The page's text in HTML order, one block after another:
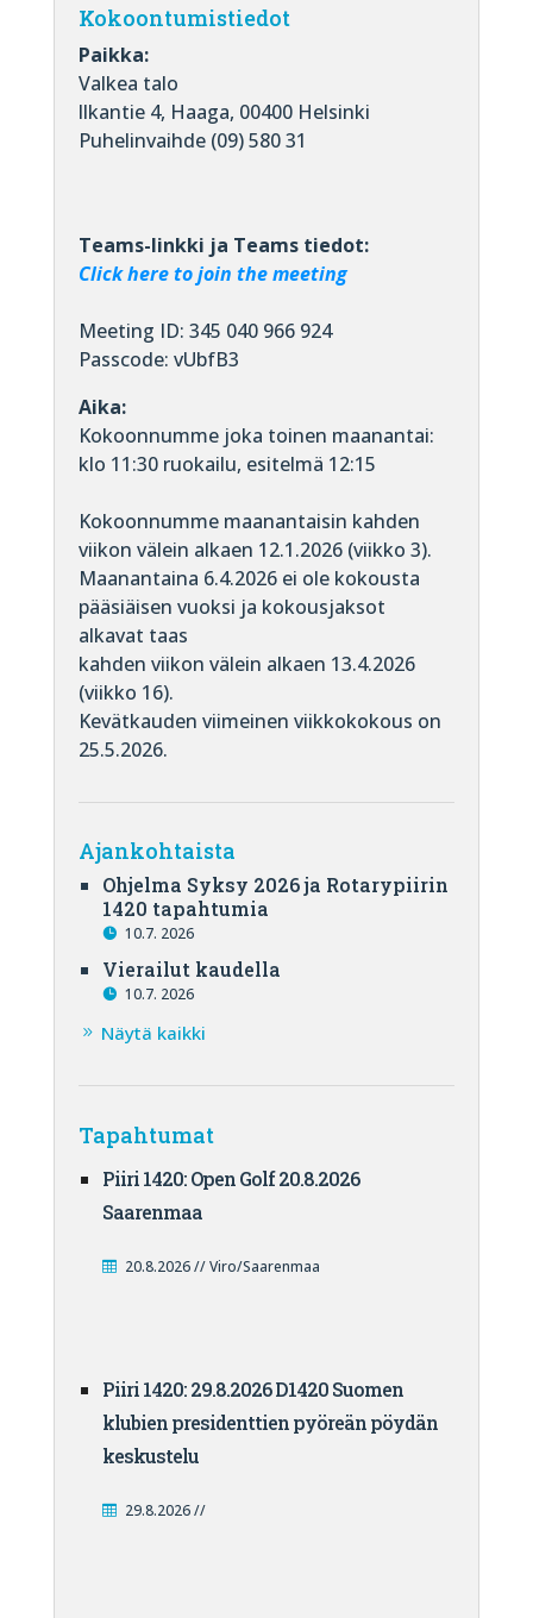
Kokoontumistiedot
Paikka:
Valkea talo
llkantie 4, Haaga, 00400 Helsinki
Puhelinvaihde (09) 580 31
Teams-linkki ja Teams tiedot:
Click here to join the meeting
Meeting ID: 345 040 966 924
Passcode: vUbfB3
Aika:
Kokoonnumme joka toinen maanantai:
klo 11:30 ruokailu, esitelmä 12:15
Kokoonnumme maanantaisin kahden
viikon välein alkaen 12.1.2026 (viikko 3).
Maanantaina 6.4.2026 ei ole kokousta
pääsiäisen vuoksi ja kokousjaksot
alkavat taas
kahden viikon välein alkaen 13.4.2026
(viikko 16).
Kevätkauden viimeinen viikkokokous on
25.5.2026.
Ajankohtaista
Ohjelma Syksy 2026 ja Rotarypiirin
1420 tapahtumia
10.7. 2026
Vierailut kaudella
10.7. 2026
Näytä kaikki
Tapahtumat
Piiri 1420: Open Golf 20.8.2026
Saarenmaa
20.8.2026 // Viro/Saarenmaa
Piiri 1420: 29.8.2026 D1420 Suomen
klubien presidenttien pyöreän pöydän
keskustelu
29.8.2026 //